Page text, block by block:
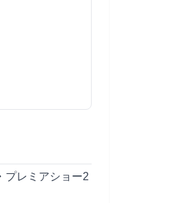
プレミアショー2